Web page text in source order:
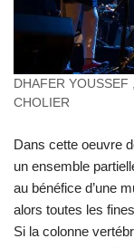
DHAFER
CHOLIER
Dans cette oeuvre
un ensemble
au bénéfice d’une
alors toutes les
Si la colonne